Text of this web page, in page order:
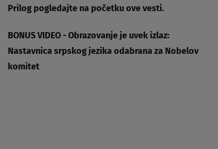
Prilog pogledajte na početku ove vesti.
BONUS VIDEO -Obrazovanje je uvek izlaz:
Nastavnica srpskog jezika odabrana za Nobelov
komitet